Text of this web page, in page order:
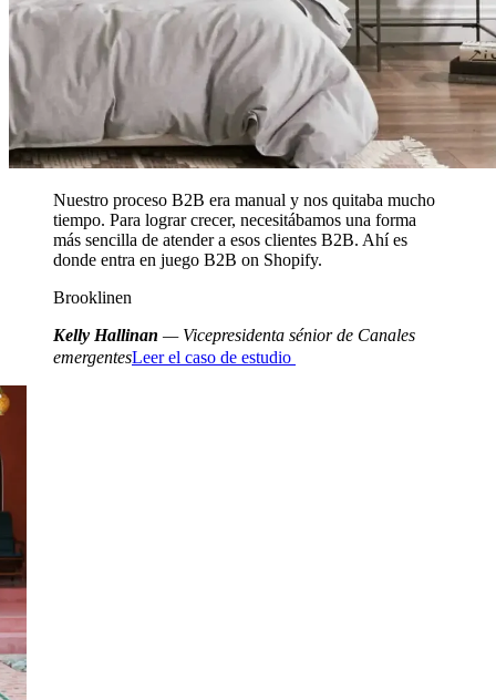
Nuestro proceso B2B era manual y nos quitaba mucho
tiempo. Para lograr crecer, necesitábamos una forma
más sencilla de atender a esos clientes B2B. Ahí es
donde entra en juego B2B on Shopify.
Brooklinen
Kelly Hallinan — Vicepresidenta sénior de Canales
emergentesLeer el caso de estudio